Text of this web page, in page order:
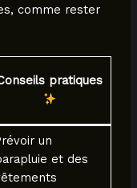
comme rester
pratiques
un
et des